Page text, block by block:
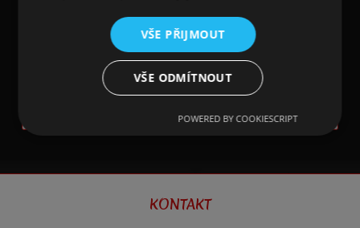
100
104
108
KONTAKT
VŠE PŘIJMOUT
VŠE ODMÍTNOUT
POWERED BY COOKIESCRIPT